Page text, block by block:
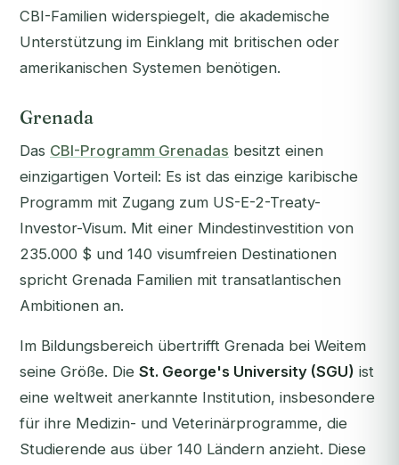
CBI-Familien widerspiegelt, die akademische
Unterstützung im Einklang mit britischen oder
amerikanischen Systemen benötigen.
Grenada
Das CBI-Programm Grenadas besitzt einen
einzigartigen Vorteil: Es ist das einzige karibische
Programm mit Zugang zum US-E-2-Treaty-
Investor-Visum. Mit einer Mindestinvestition von
235.000 $ und 140 visumfreien Destinationen
spricht Grenada Familien mit transatlantischen
Ambitionen an.
Im Bildungsbereich übertrifft Grenada bei Weitem
seine Größe. Die St. George's University (SGU) ist
eine weltweit anerkannte Institution, insbesondere
für ihre Medizin- und Veterinärprogramme, die
Studierende aus über 140 Ländern anzieht. Diese